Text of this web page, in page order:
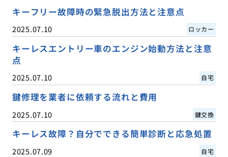
キーフリー故障時の緊急脱出方法と注意点
2025.07.10 ロッカー
キーレスエントリー車のエンジン始動方法と注意
点
2025.07.10 自宅
鍵修理を業者に依頼する流れと費用
2025.07.10 鍵交換
キーレス故障？自分でできる簡単診断と応急処置
2025.07.09 自宅